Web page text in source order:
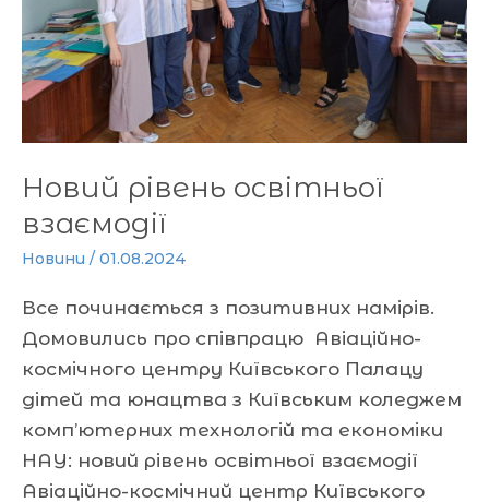
Новий рівень освітньої
взаємодії
Новини / 01.08.2024
Все починається з позитивних намірів.
Домовились про співпрацю Авіаційно-
космічного центру Київського Палацу
дітей та юнацтва з Київським коледжем
комп’ютерних технологій та економіки
НАУ: новий рівень освітньої взаємодії
Авіаційно-космічний центр Київського